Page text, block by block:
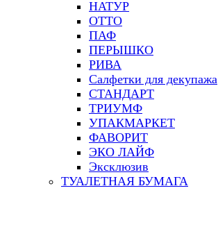
НАТУР
ОТТО
ПАФ
ПЕРЫШКО
РИВА
Салфетки для декупажа
СТАНДАРТ
ТРИУМФ
УПАКМАРКЕТ
ФАВОРИТ
ЭКО ЛАЙФ
Эксклюзив
ТУАЛЕТНАЯ БУМАГА